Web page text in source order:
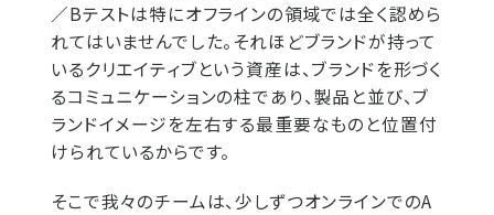
／Bテストは特にオフラインの領域では全く認めら
れてはいませんでした。それほどブランドが持って
いるクリエイティブという資産は、ブランドを形づく
るコミュニケーションの柱であり、製品と並び、ブ
ランドイメージを左右する最重要なものと位置付
けられているからです。
そこで我々のチームは、少しずつオンラインでのA